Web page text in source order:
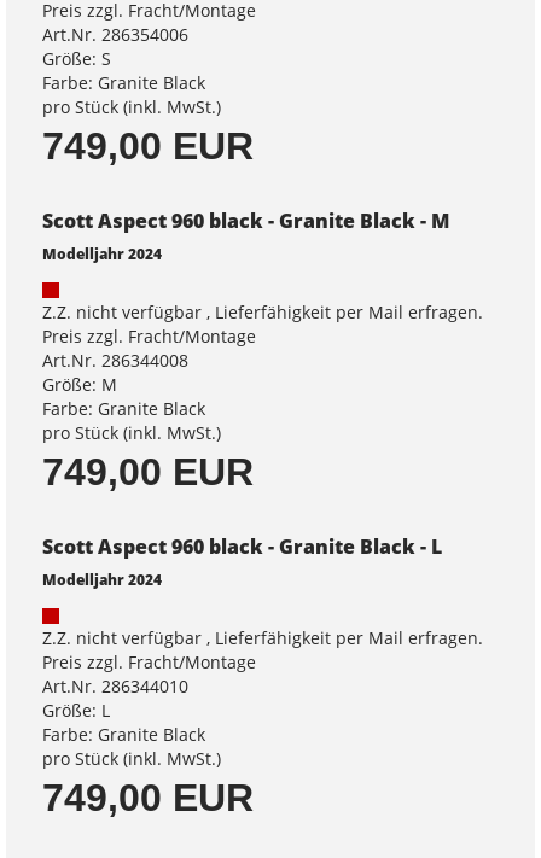
Preis zzgl. Fracht/Montage
Art.Nr. 286354006
Größe: S
Farbe: Granite Black
pro Stück (inkl. MwSt.)
749,00 EUR
Scott Aspect 960 black - Granite Black - M
Modelljahr 2024
Z.Z. nicht verfügbar , Lieferfähigkeit per Mail erfragen.
Preis zzgl. Fracht/Montage
Art.Nr. 286344008
Größe: M
Farbe: Granite Black
pro Stück (inkl. MwSt.)
749,00 EUR
Scott Aspect 960 black - Granite Black - L
Modelljahr 2024
Z.Z. nicht verfügbar , Lieferfähigkeit per Mail erfragen.
Preis zzgl. Fracht/Montage
Art.Nr. 286344010
Größe: L
Farbe: Granite Black
pro Stück (inkl. MwSt.)
749,00 EUR